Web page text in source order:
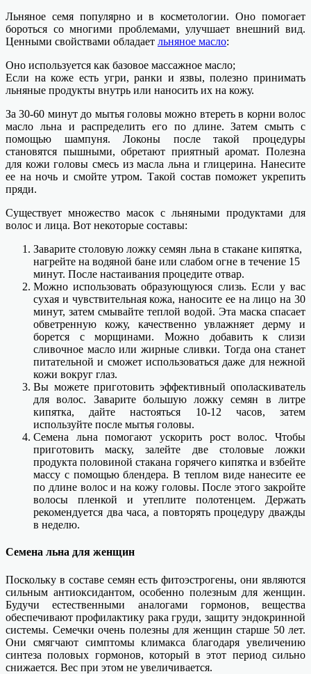
Льняное семя популярно и в косметологии. Оно помогает
бороться со многими проблемами, улучшает внешний вид.
Ценными свойствами обладает льняное масло:
Оно используется как базовое массажное масло;
Если на коже есть угри, ранки и язвы, полезно принимать
льняные продукты внутрь или наносить их на кожу.
За 30-60 минут до мытья головы можно втереть в корни волос
масло льна и распределить его по длине. Затем смыть с
помощью шампуня. Локоны после такой процедуры
становятся пышными, обретают приятный аромат. Полезна
для кожи головы смесь из масла льна и глицерина. Нанесите
ее на ночь и смойте утром. Такой состав поможет укрепить
пряди.
Существует множество масок с льняными продуктами для
волос и лица. Вот некоторые составы:
Заварите столовую ложку семян льна в стакане кипятка,
нагрейте на водяной бане или слабом огне в течение 15
минут. После настаивания процедите отвар.
Можно использовать образующуюся слизь. Если у вас
сухая и чувствительная кожа, наносите ее на лицо на 30
минут, затем смывайте теплой водой. Эта маска спасает
обветренную кожу, качественно увлажняет дерму и
борется с морщинами. Можно добавить к слизи
сливочное масло или жирные сливки. Тогда она станет
питательной и сможет использоваться даже для нежной
кожи вокруг глаз.
Вы можете приготовить эффективный ополаскиватель
для волос. Заварите большую ложку семян в литре
кипятка, дайте настояться 10-12 часов, затем
используйте после мытья головы.
Семена льна помогают ускорить рост волос. Чтобы
приготовить маску, залейте две столовые ложки
продукта половиной стакана горячего кипятка и взбейте
массу с помощью блендера. В теплом виде нанесите ее
по длине волос и на кожу головы. После этого закройте
волосы пленкой и утеплите полотенцем. Держать
рекомендуется два часа, а повторять процедуру дважды
в неделю.
Семена льна для женщин
Поскольку в составе семян есть фитоэстрогены, они являются
сильным антиоксидантом, особенно полезным для женщин.
Будучи естественными аналогами гормонов, вещества
обеспечивают профилактику рака груди, защиту эндокринной
системы. Семечки очень полезны для женщин старше 50 лет.
Они смягчают симптомы климакса благодаря увеличению
синтеза половых гормонов, который в этот период сильно
снижается. Вес при этом не увеличивается.